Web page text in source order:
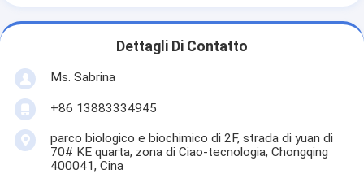
Dettagli Di Contatto
Ms. Sabrina
+86 13883334945
parco biologico e biochimico di 2F, strada di yuan di
70# KE quarta, zona di Ciao-tecnologia, Chongqing
400041, Cina